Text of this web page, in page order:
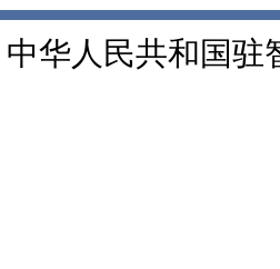
中华人民共和国驻